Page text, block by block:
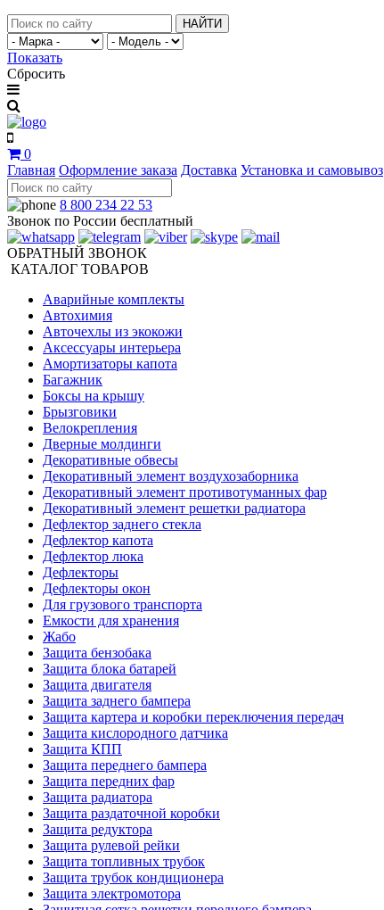
НАЙТИ
Показать
Сбросить
0
Главная Оформление заказа Доставка Установка и самовывоз
8 800 234 22 53
Звонок по России бесплатный
ОБРАТНЫЙ ЗВОНОК
КАТАЛОГ ТОВАРОВ
Аварийные комплекты
Автохимия
Авточехлы из экокожи
Аксессуары интерьера
Амортизаторы капота
Багажник
Боксы на крышу
Брызговики
Велокрепления
Дверные молдинги
Декоративные обвесы
Декоративный элемент воздухозаборника
Декоративный элемент противотуманных фар
Декоративный элемент решетки радиатора
Дефлектор заднего стекла
Дефлектор капота
Дефлектор люка
Дефлекторы
Дефлекторы окон
Для грузового транспорта
Емкости для хранения
Жабо
Защита бензобака
Защита блока батарей
Защита двигателя
Защита заднего бампера
Защита картера и коробки переключения передач
Защита кислородного датчика
Защита КПП
Защита переднего бампера
Защита передних фар
Защита радиатора
Защита раздаточной коробки
Защита редуктора
Защита рулевой рейки
Защита топливных трубок
Защита трубок кондиционера
Защита электромотора